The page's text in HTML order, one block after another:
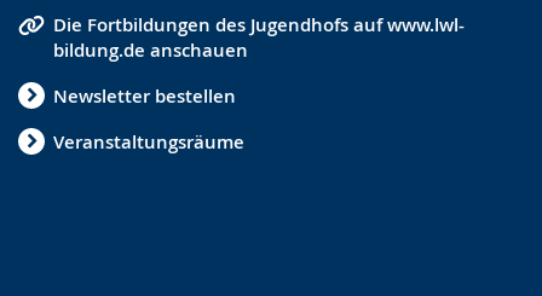
Die Fortbildungen des Jugendhofs auf www.lwl-
bildung.de anschauen
Newsletter bestellen
Veranstaltungsräume